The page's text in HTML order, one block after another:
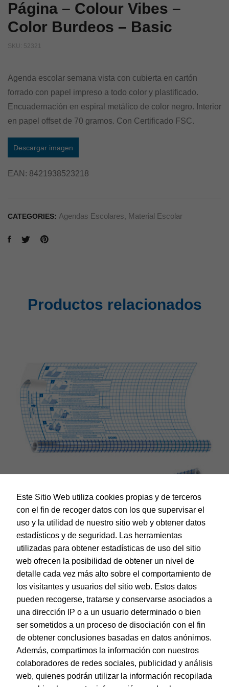
Página – Colour Vibes –
Color Burdeos – Basic
SKU: 52321
Agenda escolar semana vista con cubierta en cartón
forrado con papel impreso a todo color y plastificado.
Encuadernación en espiral metálico de color negro. Interior
en papel offset de 70 gramos. Con Certificado FSC.
Descargar imagen
EAN: 8421938523218
CATEGORIES: Agendas Escolares, Material Escolar
Productos relacionados
Dohe – Forralibro autoadhesivo – 50 micras – 50 x 300 cm
EAN:8421938914375
© Dohe - Camino de Madrid, 14
28970 • Humanes de Madrid (Madrid)
ESPAÑA
Este Sitio Web utiliza cookies propias y de terceros
con el fin de recoger datos con los que supervisar el
uso y la utilidad de nuestro sitio web y obtener datos
estadísticos y de seguridad. Las herramientas
utilizadas para obtener estadísticas de uso del sitio
web ofrecen la posibilidad de obtener un nivel de
detalle cada vez más alto sobre el comportamiento de
los visitantes y usuarios del sitio web. Estos datos
pueden recogerse, tratarse y conservarse asociados a
una dirección IP o a un usuario determinado o bien
ser sometidos a un proceso de disociación con el fin
de obtener conclusiones basadas en datos anónimos.
Además, compartimos la información con nuestros
colaboradores de redes sociales, publicidad y análisis
web, quienes podrán utilizar la información recopilada